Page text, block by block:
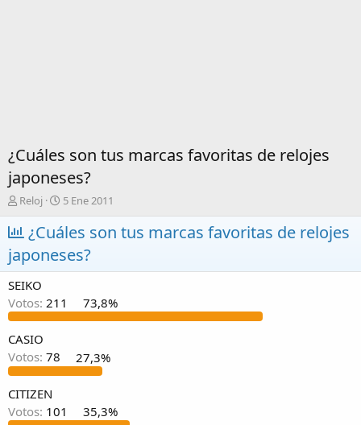
¿Cuáles son tus marcas favoritas de relojes
japoneses?
I
n
i
c
i
a
d
o
r
e
l
t
e
m
a
Reloj
F
e
c
h
a
d
i
n
o
5 Ene 2011
¿Cuáles son tus marcas favoritas de relojes
japoneses?
SEIKO
Votos: 211 73,8%
CASIO
Votos: 78 27,3%
CITIZEN
Votos: 101 35,3%